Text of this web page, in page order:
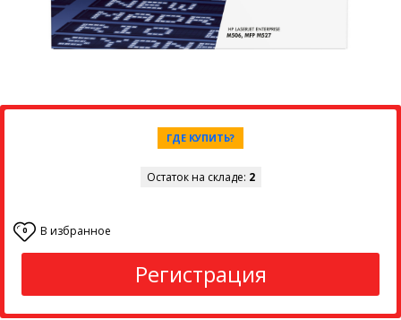
ГДЕ КУПИТЬ?
Остаток на складе: 2
0 В избранное
Регистрация